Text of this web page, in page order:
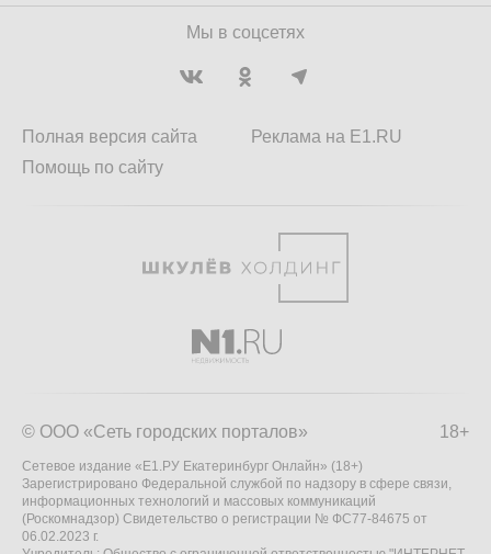
Мы в соцсетях
Полная версия сайта
Помощь по сайту
Реклама на E1.RU
18+
© ООО «Сеть городских порталов»
Сетевое издание «Е1.РУ Екатеринбург Онлайн» (18+)
Зарегистрировано Федеральной службой по надзору в сфере связи,
информационных технологий и массовых коммуникаций
(Роскомнадзор) Свидетельство о регистрации № ФС77-84675 от
06.02.2023 г.